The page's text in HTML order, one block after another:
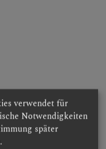
verwendet für
Notwendigkeiten
später